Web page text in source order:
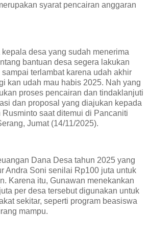
syarat pencairan anggaran
kepala desa yang sudah menerima
bantuan desa segera lakukan
terlambat karena udah akhir
kan udah mau habis 2025. Nah yang
proses pencairan dan tindaklanjuti
dan proposal yang diajukan kepada
Rusminto saat ditemui di Pancaniti
Jumat (14/11/2025).
Dana Desa tahun 2025 yang
Andra Soni senilai Rp100 juta untuk
Karena itu, Gunawan menekankan
per desa tersebut digunakan untuk
sekitar, seperti program beasiswa
mampu.